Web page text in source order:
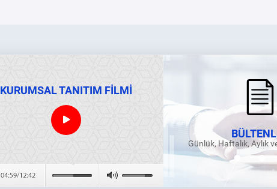
KURUMSAL TANITIM FİLMİ
Günlük, Haftalık, Aylık